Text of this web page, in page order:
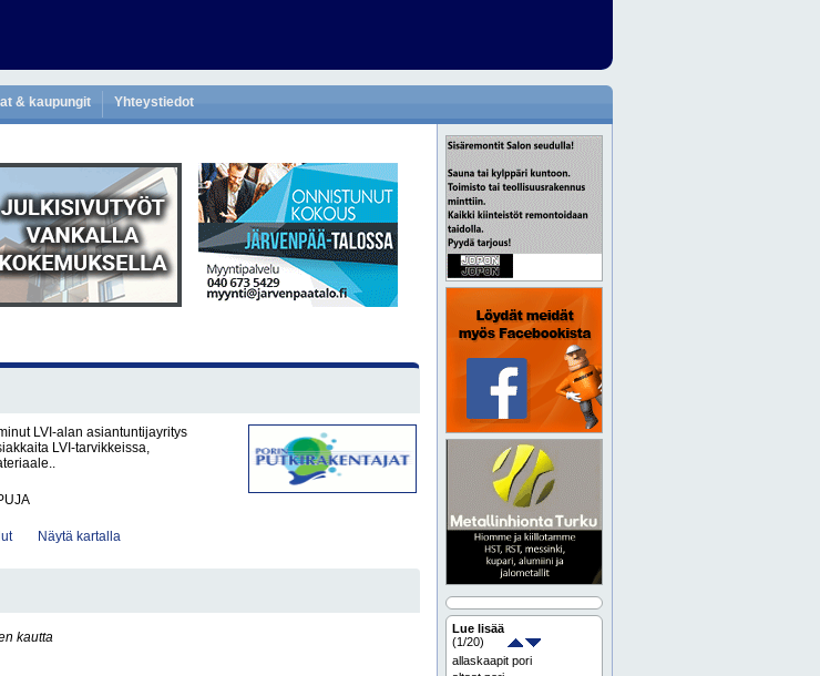
& kaupungit Yhteystiedot
LVI-alan asiantuntijayritys
LVI-tarvikkeissa,
Näytä kartalla
kautta
Lue lisää
(1/20)
allaskaapit pori